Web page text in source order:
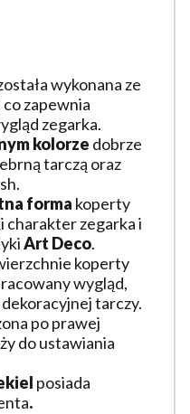
wykonana ze
co zapewnia
zegarka.
kolorze dobrze
tarczą oraz
forma koperty
charakter zegarka i
Art Deco.
koperty
wygląd,
tarczy.
po prawej
do ustawiania
posiada
.